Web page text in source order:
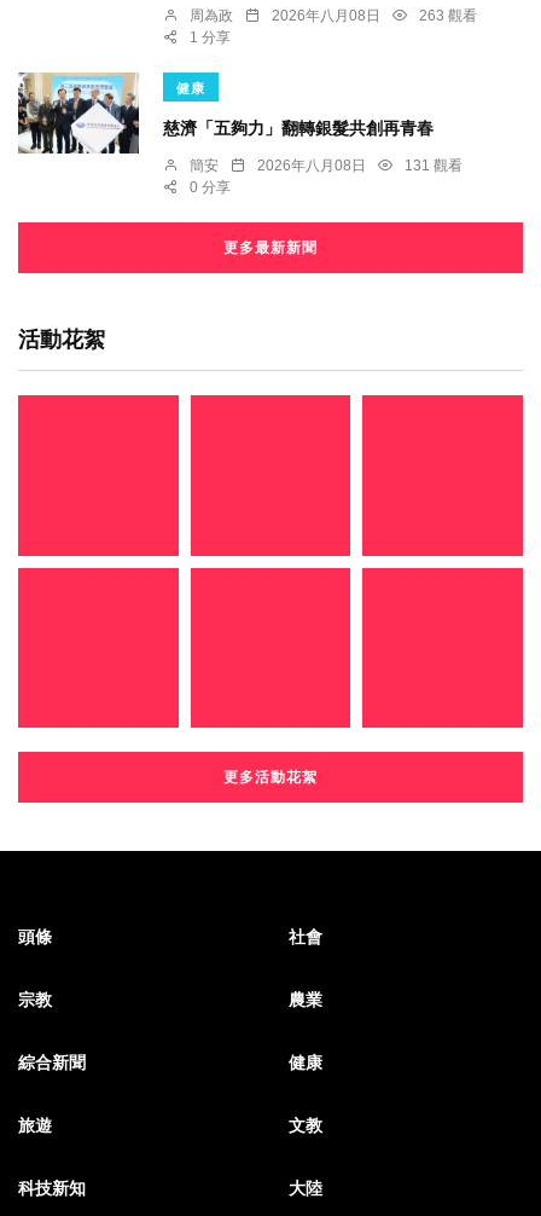
周為政 2026年八月08日
263 觀看
1 分享
健康
慈濟「五夠力」翻轉銀髮共創再青春
簡安 2026年八月08日
131 觀看
0 分享
更多最新新聞
活動花絮
更多活動花絮
頭條 社會
宗教 農業
綜合新聞 健康
旅遊 文教
科技新知 大陸